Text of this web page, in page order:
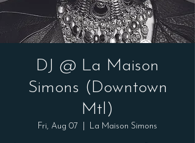
DJ @ La Maison
Simons (Downtown
Mtl)
Fri, Aug 07 La Maison Simons